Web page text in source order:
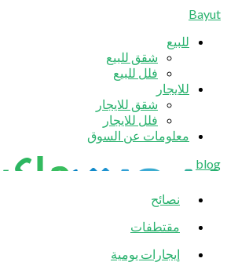
Bayut
للبيع
شقق للبيع
فلل للبيع
للايجار
شقق للايجار
فلل للايجار
معلومات عن السوق
blog
نصائح
مقتطفات
إيجارات يومية